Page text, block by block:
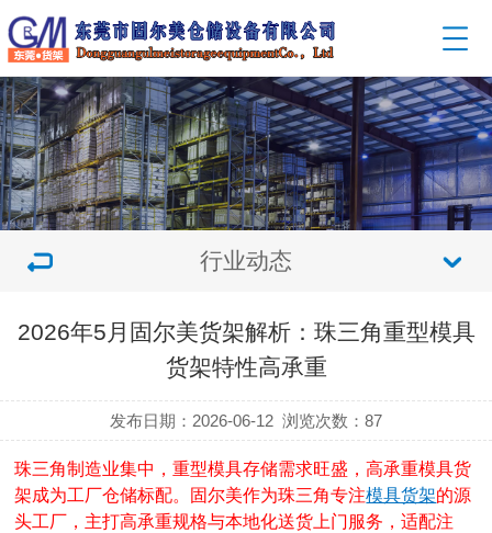
行业动态
2026年5月固尔美货架解析：珠三角重型模具
货架特性高承重
发布日期：2026-06-12 浏览次数：87
珠三角制造业集中，重型模具存储需求旺盛，高承重模具货
架成为工厂仓储标配。固尔美作为珠三角专注模具货架的源
头工厂，主打高承重规格与本地化送货上门服务，适配注